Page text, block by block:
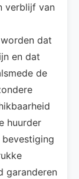
verblijf van
dat
en dat
de
huurder
garanderen